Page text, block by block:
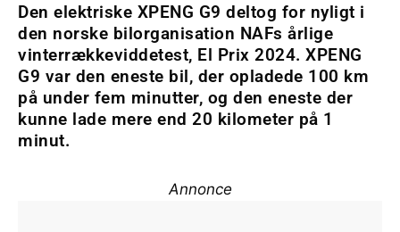
Den elektriske XPENG G9 deltog for nyligt i
den norske bilorganisation NAFs årlige
vinterrækkeviddetest, El Prix 2024. XPENG
G9 var den eneste bil, der opladede 100 km
på under fem minutter, og den eneste der
kunne lade mere end 20 kilometer på 1
minut.
Annonce